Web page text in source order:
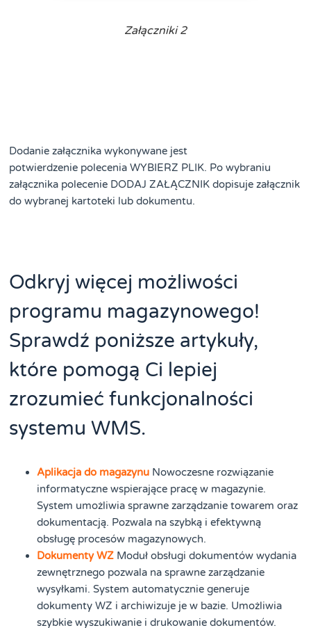
Załączniki 2
Dodanie załącznika wykonywane jest
potwierdzenie polecenia WYBIERZ PLIK. Po wybraniu
załącznika polecenie DODAJ ZAŁĄCZNIK dopisuje załącznik
do wybranej kartoteki lub dokumentu.
Odkryj więcej możliwości
programu magazynowego!
Sprawdź poniższe artykuły,
które pomogą Ci lepiej
zrozumieć funkcjonalności
systemu WMS.
Aplikacja do magazynu Nowoczesne rozwiązanie
informatyczne wspierające pracę w magazynie.
System umożliwia sprawne zarządzanie towarem oraz
dokumentacją. Pozwala na szybką i efektywną
obsługę procesów magazynowych.
Dokumenty WZ Moduł obsługi dokumentów wydania
zewnętrznego pozwala na sprawne zarządzanie
wysyłkami. System automatycznie generuje
dokumenty WZ i archiwizuje je w bazie. Umożliwia
szybkie wyszukiwanie i drukowanie dokumentów.